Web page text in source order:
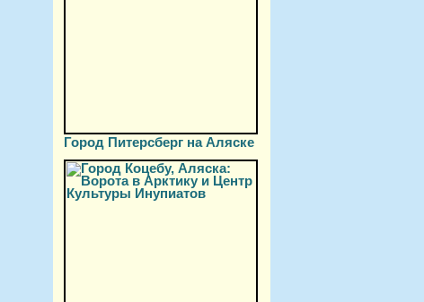
Город Питерсберг на Аляске